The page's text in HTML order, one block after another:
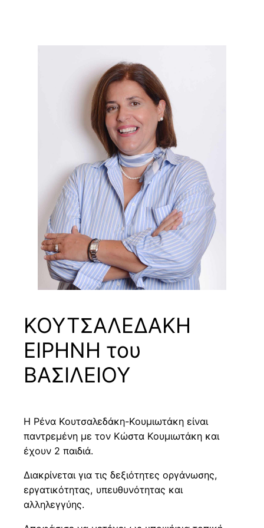
ΚΟΥΤΣΑΛΕΔΑΚΗ
ΕΙΡΗΝΗ του
ΒΑΣΙΛΕΙΟΥ
Η Ρένα Κουτσαλεδάκη-Κουμιωτάκη είναι
παντρεμένη με τον Κώστα Κουμιωτάκη και
έχουν 2 παιδιά.
Διακρίνεται για τις δεξιότητες οργάνωσης,
εργατικότητας, υπευθυνότητας και
αλληλεγγύης.